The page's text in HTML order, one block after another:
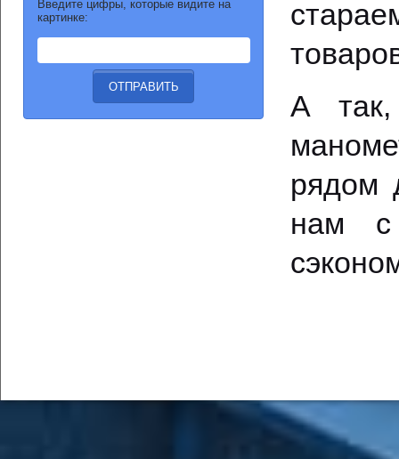
Введите цифры, которые видите на
картинке:
А
рядом
нам с